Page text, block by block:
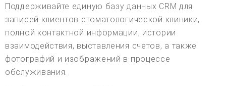
Поддерживайте единую базу данных CRM для
записей клиентов стоматологической клиники,
полной контактной информации, истории
взаимодействия, выставления счетов, а также
фотографий и изображений в процессе
обслуживания.